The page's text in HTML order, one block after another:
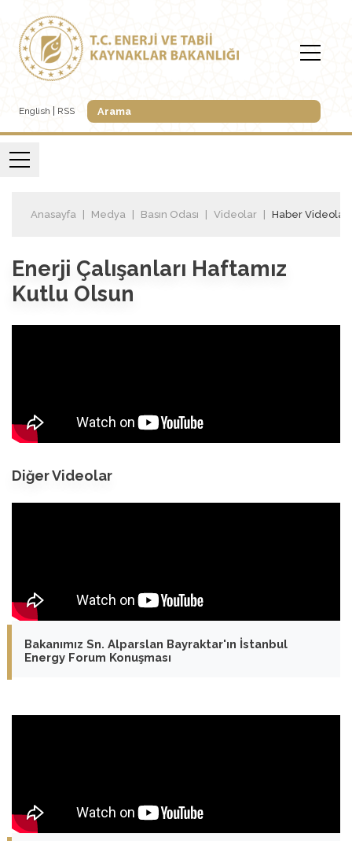
English RSS
Anasayfa Medya Basın Odası Videolar Haber Videoları
Enerji Çalışanları Haftamız
Kutlu Olsun
Diğer Videolar
Bakanımız Sn. Alparslan Bayraktar'ın İstanbul
Energy Forum Konuşması